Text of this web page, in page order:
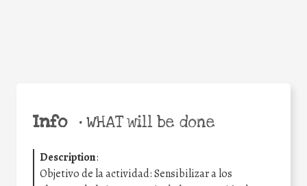
Info •WHAT will be done
Description:
Objetivo de la actividad: Sensibilizar a los